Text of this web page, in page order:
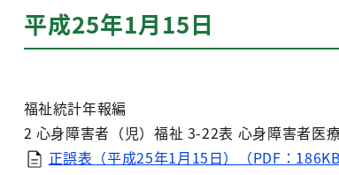
平成25年1月15日
福祉統計年報編
2 心身障害者（児）福祉 3-22表 心身障害者医
正誤表（平成25年1月15日）（PDF：186KB